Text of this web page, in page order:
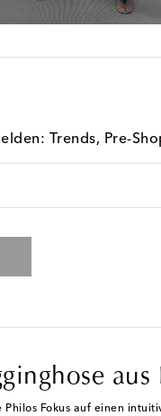
Trends, Pre-
aus
Philos Fokus auf einen